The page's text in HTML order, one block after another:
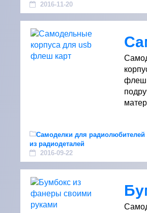
2016-11-20
флеш
Самоделки для радиолюбителей
из радиодеталей
2016-09-22